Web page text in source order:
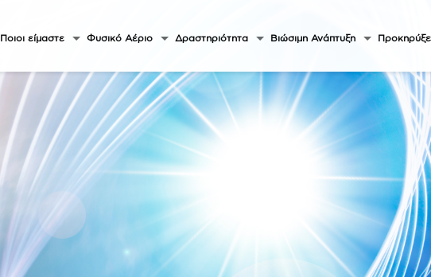
Ποιοι είμαστε Φυσικό Αέριο Δραστηριότητα Βιώσιμη Ανάπτυξη